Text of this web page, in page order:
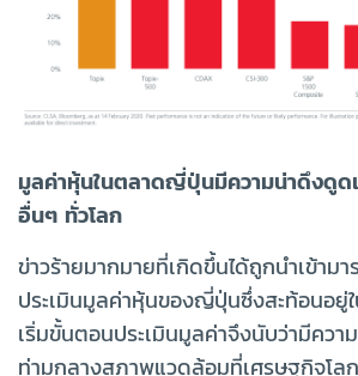
มูลค่าหุ้นในตลาดญี่ปุ่นมีความน่าดึงดูด
อื่นๆ ทั่วโลก
ข่าวร้ายมากมายที่เกิดขึ้นได้ถูกนำเข้ามา
ประเมินมูลค่าหุ้นของญี่ปุ่นซึ่งสะท้อนอยู่
เริ่มขั้นตอนประเมินมูลค่าจึงนับว่ามีคว
ท่ามกลางสภาพแวดล้อมที่เศรษฐกิจโล